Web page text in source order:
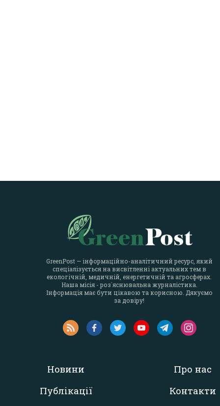
GreenPost — інформаційно-аналітичний ресурс, який
спеціалізується на висвітленні актуальних тем в
екологічній, медичній, енергетичній та агросферах.
Наша місія - роз`яснювальна журналістика.
Інформація має бути цікавою та корисною. Дякуємо
за довіру!
Новини
Публікації
Про нас
Контакти